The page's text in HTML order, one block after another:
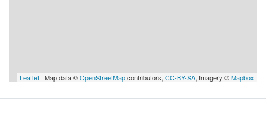
Leaflet | Map data ©OpenStreetMapcontributors, CC-BY-SA, Imagery ©Mapbox